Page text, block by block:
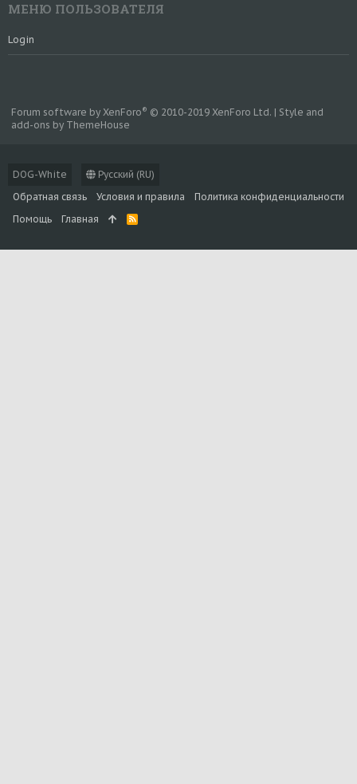
МЕНЮ ПОЛЬЗОВАТЕЛЯ
Login
DOG-White
Русский (RU)
Обратная связь
Условия и правила
Политика конфиденциальности
Помощь
Главная
R
S
Forum software by XenForo® © 2010-2019 XenForo Ltd. | Style and
add-ons by ThemeHouse